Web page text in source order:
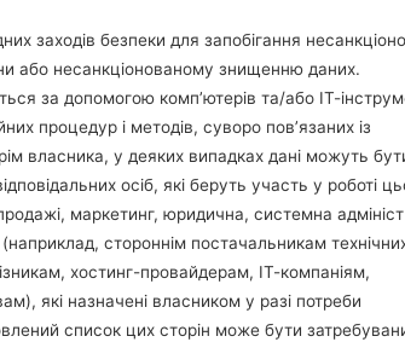
CSC_***: "Country
HOME_CSC_***:
Додайте усі файли
Якщо ви хочете
заводських
випадку виберіть
даних.
Тепер вимкніть
Усі методи як це
Натисніть та
гучності та Bixbi.
заходів безпеки для запобігання
або несанкціонованому знищенню даних.
за допомогою комп’ютерів та/або ІТ-
процедур і методів, суворо пов’язаних із
власника, у деяких випадках дані можуть
осіб, які беруть участь у роботі
маркетинг, юридична, системна
стороннім постачальникам
хостинг-провайдерам, ІТ-компаніям,
які назначені власником у разі потреби
список цих сторін може бути